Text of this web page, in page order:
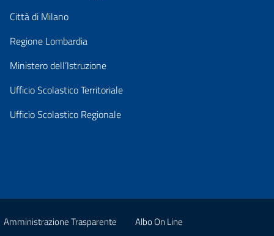
Città di Milano
Regione Lombardia
Ministero dell’Istruzione
Ufficio Scolastico Territoriale
Ufficio Scolastico Regionale
Amministrazione Trasparente Albo On Line